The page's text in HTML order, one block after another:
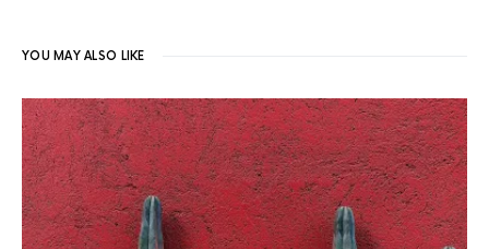
YOU MAY ALSO LIKE